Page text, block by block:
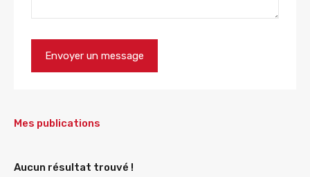
Mes publications
Aucun résultat trouvé !